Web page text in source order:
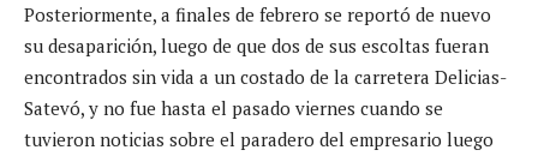
Posteriormente, a finales de febrero se reportó de nuevo
su desaparición, luego de que dos de sus escoltas fueran
encontrados sin vida a un costado de la carretera Delicias-
Satevó, y no fue hasta el pasado viernes cuando se
tuvieron noticias sobre el paradero del empresario luego